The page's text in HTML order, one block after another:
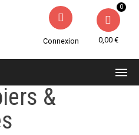
Connexion 0,00 €
&